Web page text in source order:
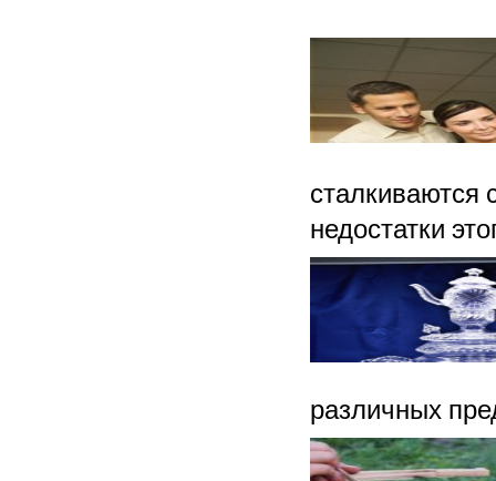
сталкиваются
недостатки
различных